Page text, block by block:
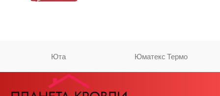
Юта Юматекс Термо